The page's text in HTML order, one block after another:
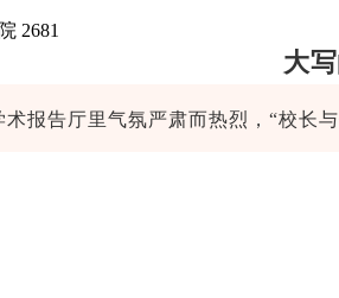
2681
大
报告厅里气氛严肃而热烈，“校长